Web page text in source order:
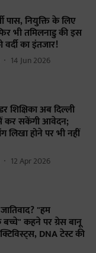
पास, नियुक्ति के लिए
भी तमिलनाडु की इस
वर्दी का इंतजार!
14 Jun 2026
शिक्षिका अब दिल्ली
कर सकेंगी आवेदन;
लिखा होने पर भी नहीं
12 Apr 2026
"हम
बच्चे" कहने पर ग्रेस बानू
DNA टेस्ट की